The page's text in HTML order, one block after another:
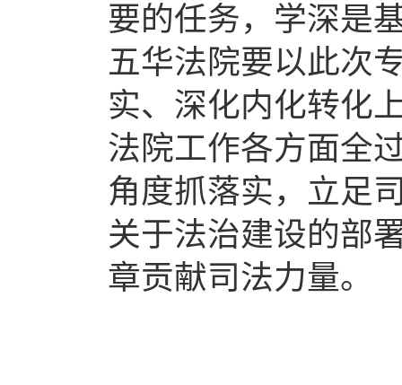
要的任务，学深是
五华法院要以此次
实、深化内化转化
法院工作各方面全
角度抓落实，立足
关于法治建设的部
章贡献司法力量。